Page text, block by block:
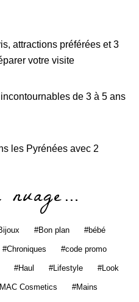
attractions préférées et 3
votre visite
de 3 à 5 ans
les Pyrénées avec 2
nuage…
Bon plan bébé
Chroniques code promo
Haul Lifestyle Look
MAC Cosmetics Mains